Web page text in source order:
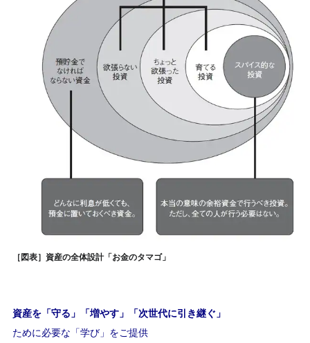
［図表］資産の全体設計「お金のタマゴ」
資産を「守る」「増やす」「次世代に引き継ぐ」
ために必要な「学び」をご提供